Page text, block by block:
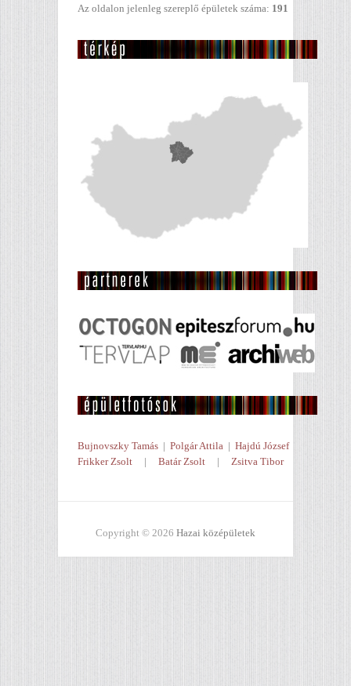
Az oldalon jelenleg szereplő épületek száma: 191
Bujnovszky Tamás | Polgár Attila | Hajdú József
Frikker Zsolt | Batár Zsolt | Zsitva Tibor
Copyright © 2026 Hazai középületek